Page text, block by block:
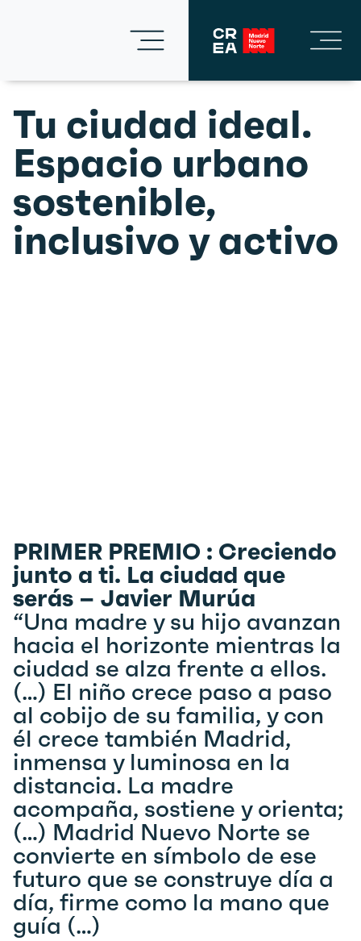
Tu ciudad ideal.
Espacio urbano
sostenible,
inclusivo y activo
PRIMER PREMIO : Creciendo
junto a ti. La ciudad que
serás – Javier Murúa
“Una madre y su hijo avanzan
hacia el horizonte mientras la
ciudad se alza frente a ellos.
(…) El niño crece paso a paso
al cobijo de su familia, y con
él crece también Madrid,
inmensa y luminosa en la
distancia. La madre
acompaña, sostiene y orienta;
(…) Madrid Nuevo Norte se
convierte en símbolo de ese
futuro que se construye día a
día, firme como la mano que
guía (…)